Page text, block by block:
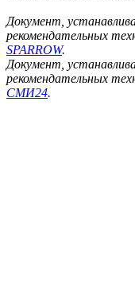
Документ,
рекомендательных
SPARROW.
Документ,
рекомендательных
СМИ24.